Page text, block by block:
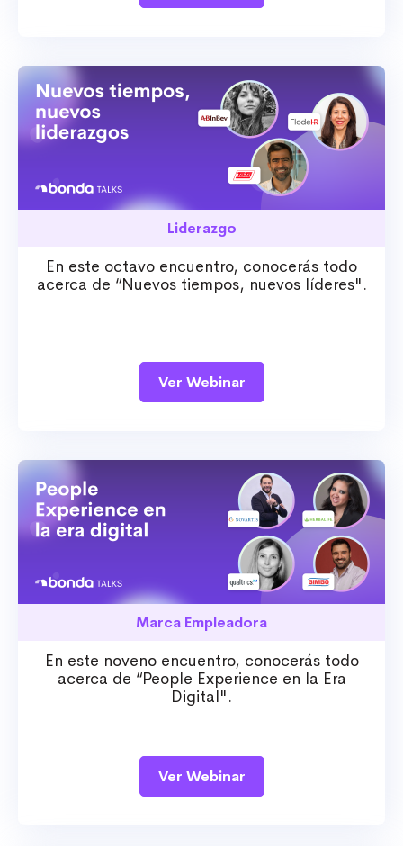
Liderazgo
En este octavo encuentro, conocerás todo
acerca de “Nuevos tiempos, nuevos líderes".
Ver Webinar
Marca Empleadora
En este noveno encuentro, conocerás todo
acerca de “People Experience en la Era
Digital".
Ver Webinar